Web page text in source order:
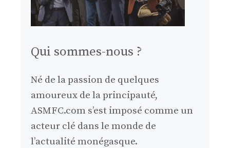
Qui sommes-nous ?
Né de la passion de quelques
amoureux de la principauté,
ASMFC.com s’est imposé comme un
acteur clé dans le monde de
l’actualité monégasque.